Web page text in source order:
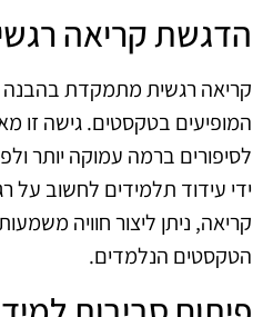
הדגשת קריאה
קריאה רגשית מתמקדת בהבנה
המופיעים בטקסטים. גישה
לסיפורים ברמה עמוקה יותר
ידי עידוד תלמידים לחשוב
קריאה, ניתן ליצור חוויה
הטקסטים הנלמדים.